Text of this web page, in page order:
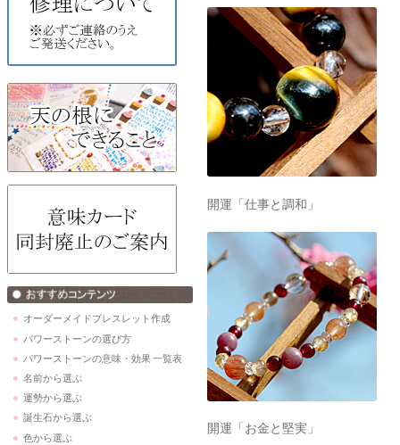
オーダーメイドブレスレット作成
パワーストーンの選び方
パワーストーンの意味・効果 一覧表
名前から選ぶ
運勢から選ぶ
誕生石から選ぶ
色から選ぶ
開運「仕事と調和」
開運「お金と堅実」